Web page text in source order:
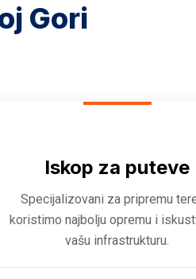
Gori
Iskop za puteve
Specijalizovani za pripremu
koristimo najbolju opremu i
vašu infrastrukturu.